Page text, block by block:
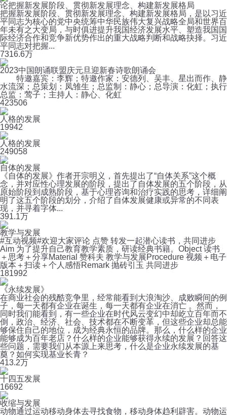
论把握新发展阶段、贯彻新发展理念、构建新发展格局
把握新发展阶段、贯彻新发展理念、构建新发展格局，是以习近
平同志为核心的党中央统筹中华民族伟大复兴战略全局和世界百
年未有之大变局，与时俱进提升我国经济发展水平、塑造我国国
际经济合作和竞争新优势作出的重大战略判断和战略抉择。习近
平同志对把握...
7316.6万
2023中国朗诵联盟庆元旦迎新春诗歌朗诵会
特邀嘉宾：李辉；特邀作家：安德列、吴丰、星出而作、静
水流深；总策划：凤雏生；总监制：静心；总导演：化虹；执行
总监：莺子；主持人：静心、化虹
423506
人格的发展
19942
人格的发展
249058
自体的发展
《自体的发展》作者开宗明义，首先提出了“自体关系”这个概
念，并对应性心理发展的阶段，提出了自体发展的五个阶段，从
原始阶段到成熟阶段，基于心理咨询和治疗实践的思考，详细阐
明了这五个阶段的划分，介绍了自体发展健康或异常的不同表
现，并寻着字体...
391.1万
教学与发展
#互动视频#欢迎大家评论 点赞 转发一起潜心读书，共同进步
Aim 为了提升自己教育教学素质，研读经典书籍。Object 读书
＋思考＋分享Material 赞科夫 教学与发展Procedure 视频＋电子
版本＋扫读＋个人感悟Remark 抛砖引玉 共同进步
181992
《永续发展》
在商业社会的残酷竞争里，经常能看到大浪淘沙、成败瞬间的例
子，每一天都有企业在诞生，每一天都有企业在消亡 。然而，
同时我们能看到，有一些企业在时代风云变幻中却屹立百年而不
倒，政治、经济、社会、技术都在不断变革，但这些企业却总能
够保住自己的地位，成为经典永恒的品牌。那么，什么样的企业
能够成为百年老店？什么样的企业能够获得永续的发展？回答这
些问题，需要我们从本源上来思考，什么是企业永续发展的基
奠？如何实现基业长青？
413.2万
十四五发展
16692
收缩与发展
动物通过运动移动身体去寻找食物，移动身体趋利辟害。动物运